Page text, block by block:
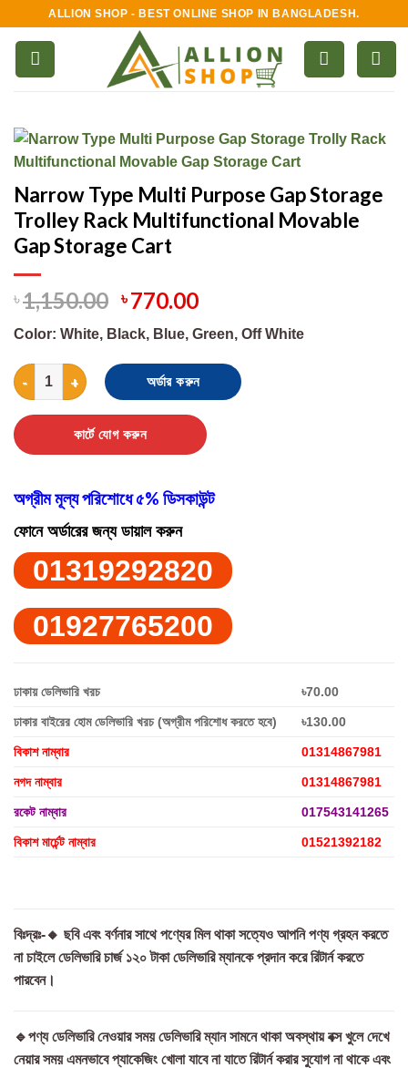
content
ALLION SHOP - BEST ONLINE SHOP IN BANGLADESH.
Narrow Type Multi Purpose Gap Storage
Trolley Rack Multifunctional Movable
Gap Storage Cart
৳1,150.00 ৳770.00
Color: White, Black, Blue, Green, Off White
Narrow Type Multi Purpose Gap Storage Trolley Rack
অর্ডার করুন
কার্টে যোগ করুন
অগ্রীম মূল্য পরিশোধে ৫% ডিসকাউন্ট
ফোনে অর্ডারের জন্য ডায়াল করুন
01319292820
01927765200
ঢাকায় ডেলিভারি খরচ ৳70.00
ঢাকার বাইরের হোম ডেলিভারি খরচ (অগ্রীম পরিশোধ করতে হবে) ৳130.00
বিকাশ নাম্বার 01314867981
নগদ নাম্বার 01314867981
রকেট নাম্বার 017543141265
বিকাশ মার্চেন্ট নাম্বার 01521392182
বিঃদ্রঃ-🔸 ছবি এবং বর্ণনার সাথে পণ্যের মিল থাকা সত্যেও আপনি পণ্য গ্রহন করতে
না চাইলে ডেলিভারি চার্জ ১২০ টাকা ডেলিভারি ম্যানকে প্রদান করে রিটার্ন করতে
পারবেন।
🔹পণ্য ডেলিভারি নেওয়ার সময় ডেলিভারি ম্যান সামনে থাকা অবস্থায় বক্স খুলে দেখে
নেয়ার সময় এমনভাবে প্যাকেজিং খোলা যাবে না যাতে রিটার্ন করার সুযোগ না থাকে এবং